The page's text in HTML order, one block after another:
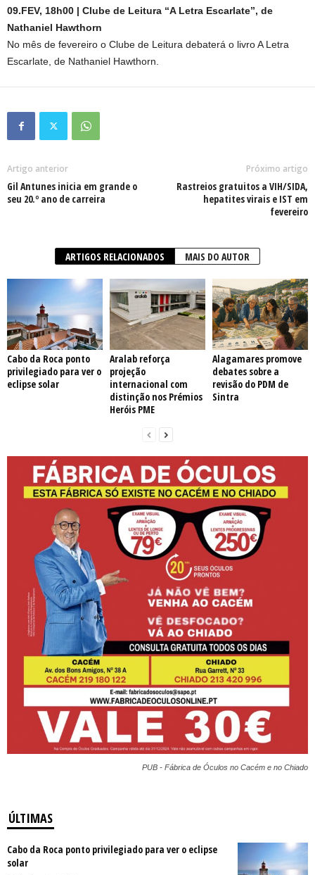
09.FEV, 18h00 | Clube de Leitura “A Letra Escarlate”, de
Nathaniel Hawthorn
No mês de fevereiro o Clube de Leitura debaterá o livro A Letra
Escarlate, de Nathaniel Hawthorn.
Artigo anterior
Gil Antunes inicia em grande o
seu 20.º ano de carreira
Próximo artigo
Rastreios gratuitos a VIH/SIDA,
hepatites virais e IST em
fevereiro
ARTIGOS RELACIONADOS MAIS DO AUTOR
Cabo da Roca ponto
privilegiado para ver o
eclipse solar
Aralab reforça
projeção
internacional com
distinção nos Prémios
Heróis PME
Alagamares promove
debates sobre a
revisão do PDM de
Sintra
PUB - Fábrica de Óculos no Cacém e no Chiado
ÚLTIMAS
Cabo da Roca ponto privilegiado para ver o eclipse
solar